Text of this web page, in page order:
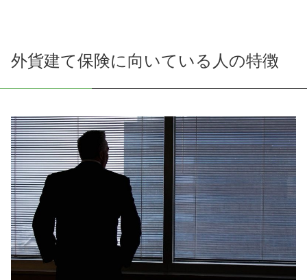
外貨建て保険に向いている人の特徴